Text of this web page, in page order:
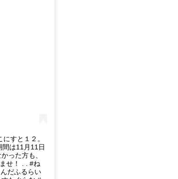
すと１２。
間は11月11日
った方も、
せ！ . . #ね
だふるらい